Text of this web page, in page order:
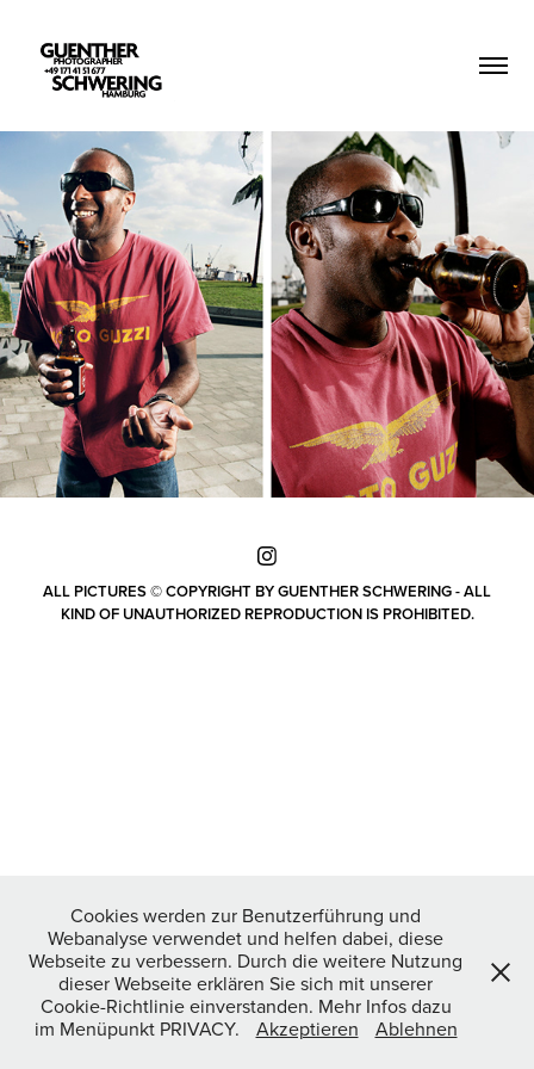
ALL PICTURES © COPYRIGHT BY GUENTHER SCHWERING - ALL
KIND OF UNAUTHORIZED REPRODUCTION IS PROHIBITED.
Cookies werden zur Benutzerführung und
Webanalyse verwendet und helfen dabei, diese
Webseite zu verbessern. Durch die weitere Nutzung
dieser Webseite erklären Sie sich mit unserer
Cookie-Richtlinie einverstanden. Mehr Infos dazu
im Menüpunkt PRIVACY.
Akzeptieren Ablehnen